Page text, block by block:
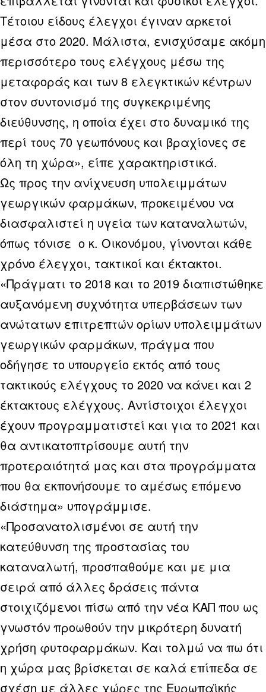
Τέτοιου είδους έλεγχοι έγιναν αρκετοί
μέσα στο 2020. Μάλιστα, ενισχύσαμε ακόμη
περισσότερο τους ελέγχους μέσω της
μεταφοράς και των 8 ελεγκτικών κέντρων
στον συντονισμό της συγκεκριμένης
διεύθυνσης, η οποία έχει στο δυναμικό της
περί τους 70 γεωπόνους και βραχίονες σε
όλη τη χώρα», είπε χαρακτηριστικά.
Ως προς την ανίχνευση υπολειμμάτων
γεωργικών φαρμάκων, προκειμένου να
διασφαλιστεί η υγεία των καταναλωτών,
όπως τόνισε ο κ. Οικονόμου, γίνονται κάθε
χρόνο έλεγχοι, τακτικοί και έκτακτοι.
«Πράγματι το 2018 και το 2019 διαπιστώθηκε
αυξανόμενη συχνότητα υπερβάσεων των
ανώτατων επιτρεπτών ορίων υπολειμμάτων
γεωργικών φαρμάκων, πράγμα που
οδήγησε το υπουργείο εκτός από τους
τακτικούς ελέγχους το 2020 να κάνει και 2
έκτακτους ελέγχους. Αντίστοιχοι έλεγχοι
έχουν προγραμματιστεί και για το 2021 και
θα αντικατοπτρίσουμε αυτή την
προτεραιότητά μας και στα προγράμματα
που θα εκπονήσουμε το αμέσως επόμενο
διάστημα» υπογράμμισε.
«Προσανατολισμένοι σε αυτή την
κατεύθυνση της προστασίας του
καταναλωτή, προσπαθούμε και με μια
σειρά από άλλες δράσεις πάντα
στοιχιζόμενοι πίσω από την νέα ΚΑΠ που ως
γνωστόν προωθούν την μικρότερη δυνατή
χρήση φυτοφαρμάκων. Και τολμώ να πω ότι
η χώρα μας βρίσκεται σε καλά επίπεδα σε
σχέση με άλλες χώρες της Ευρωπαϊκής